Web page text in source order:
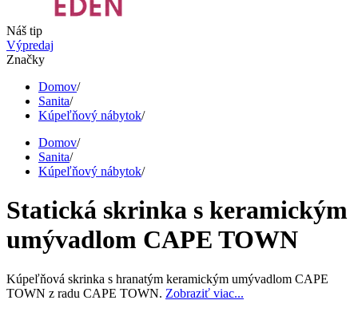
Náš tip
Výpredaj
Značky
Domov/
Sanita/
Kúpeľňový nábytok/
Domov/
Sanita/
Kúpeľňový nábytok/
Statická skrinka s keramickým
umývadlom CAPE TOWN
Kúpeľňová skrinka s hranatým keramickým umývadlom CAPE
TOWN z radu CAPE TOWN. Zobraziť viac...